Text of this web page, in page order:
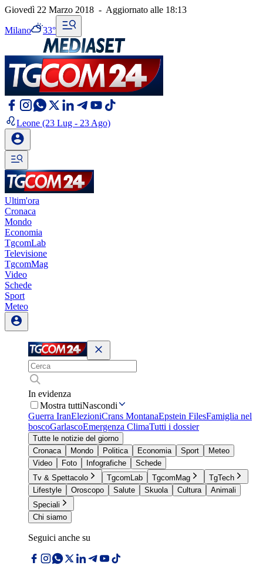
Giovedì 22 Marzo 2018 - Aggiornato alle 18:13
Milano 33°
Leone (23 Lug - 23 Ago)
Ultim'ora
Cronaca
Mondo
Economia
TgcomLab
Televisione
TgcomMag
Video
Schede
Sport
Meteo
In evidenza
Mostra tuttiNascondi
Guerra IranElezioniCrans MontanaEpstein FilesFamiglia nel
boscoGarlascoEmergenza ClimaTutti i dossier
Tutte le notizie del giorno
Cronaca
Mondo Politica Economia Sport
Meteo
Video
Foto Infografiche
Schede
Tv & Spettacolo
TgcomLab TgcomMag
TgTech
Lifestyle
Oroscopo Salute Skuola Cultura
Animali
Speciali
Chi siamo
Seguici anche su